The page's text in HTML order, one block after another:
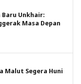
Unkhair:
Masa Depan
Malut Segera Huni